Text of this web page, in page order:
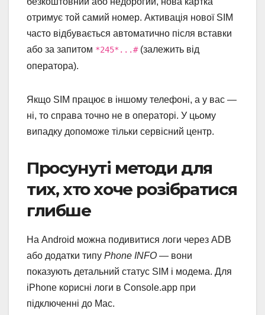
отримує той самий номер. Активація нової SIM
часто відбувається автоматично після вставки
або за запитом *245*...#(залежить від
оператора).
Якщо SIM працює в іншому телефоні, а у вас —
ні, то справа точно не в операторі. У цьому
випадку допоможе тільки сервісний центр.
Просунуті методи для
тих, хто хоче розібратися
глибше
На Android можна подивитися логи через ADB
або додатки типу Phone INFO — вони
показують детальний статус SIM і модема. Для
iPhone корисні логи в Console.app при
підключенні до Mac.